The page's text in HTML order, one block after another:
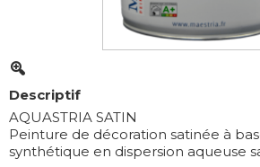
Descriptif
AQUASTRIA SATIN
Peinture de décoration satinée à
synthétique en dispersion aqueuse